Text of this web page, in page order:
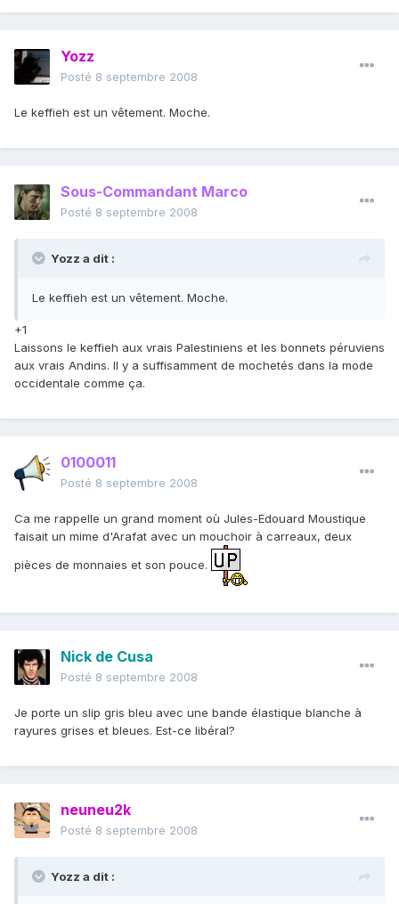
Yozz
Posté 8 septembre 2008
Le keffieh est un vêtement. Moche.
Sous-Commandant Marco
Posté 8 septembre 2008
Yozz a dit :
Le keffieh est un vêtement. Moche.
+1
Laissons le keffieh aux vrais Palestiniens et les bonnets péruviens
aux vrais Andins. Il y a suffisamment de mochetés dans la mode
occidentale comme ça.
0100011
Posté 8 septembre 2008
Ca me rappelle un grand moment où Jules-Edouard Moustique
faisait un mime d'Arafat avec un mouchoir à carreaux, deux
pièces de monnaies et son pouce.
Nick de Cusa
Posté 8 septembre 2008
Je porte un slip gris bleu avec une bande élastique blanche à
rayures grises et bleues. Est-ce libéral?
neuneu2k
Posté 8 septembre 2008
Yozz a dit :